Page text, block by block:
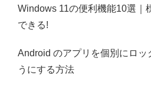
Windows 11の便利機能10選｜
できる!
Android のアプリを個別にロッ
うにする方法